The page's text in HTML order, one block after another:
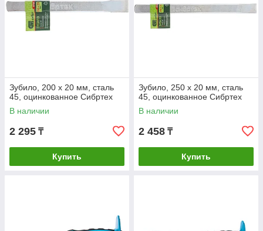
Зубило, 200 х 20 мм, сталь
45, оцинкованное Сибртех
В наличии
2 295 ₸
Купить
Зубило, 250 х 20 мм, сталь
45, оцинкованное Сибртех
В наличии
2 458 ₸
Купить